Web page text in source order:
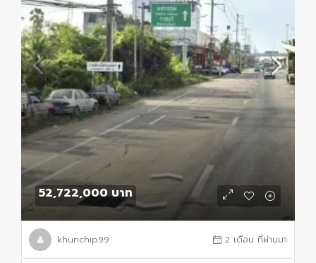
52,722,000 บาท
khunchip99 2 เดือน ที่ผ่านมา